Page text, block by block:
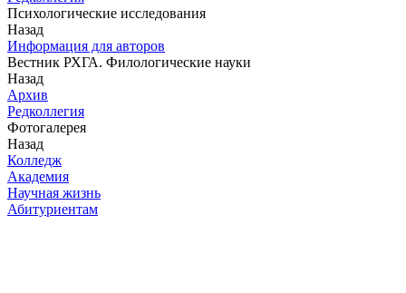
Психологические исследования
Назад
Информация для авторов
Вестник РХГА. Филологические науки
Назад
Архив
Редколлегия
Фотогалерея
Назад
Колледж
Академия
Научная жизнь
Абитуриентам